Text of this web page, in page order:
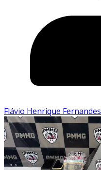
Flávio Henrique Fernandes